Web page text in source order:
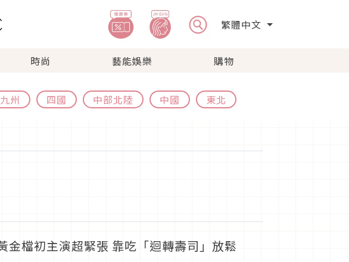
繁體中文
時尚 藝能娛樂 購物
九州 四國 中部北陸 中國 東北
金檔初主演超緊張 靠吃「迴轉壽司」放鬆